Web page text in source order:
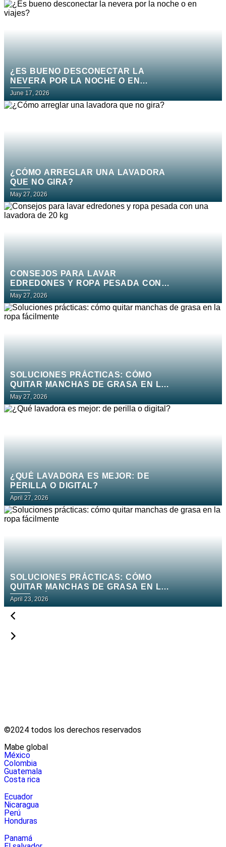
¿ES BUENO DESCONECTAR LA
NEVERA POR LA NOCHE O EN
VIAJES?
June 17, 2026
¿CÓMO ARREGLAR UNA LAVADORA
QUE NO GIRA?
May 27, 2026
CONSEJOS PARA LAVAR
EDREDONES Y ROPA PESADA CON
UNA LAVADORA DE 20 KG
May 27, 2026
SOLUCIONES PRÁCTICAS: CÓMO
QUITAR MANCHAS DE GRASA EN LA
ROPA FÁCILMENTE
May 27, 2026
¿QUÉ LAVADORA ES MEJOR: DE
PERILLA O DIGITAL?
April 27, 2026
SOLUCIONES PRÁCTICAS: CÓMO
QUITAR MANCHAS DE GRASA EN LA
ROPA FÁCILMENTE
April 23, 2026
©2024 todos los derechos reservados
mabe global
méxico
colombia
guatemala
costa rica
ecuador
nicaragua
perú
honduras
panamá